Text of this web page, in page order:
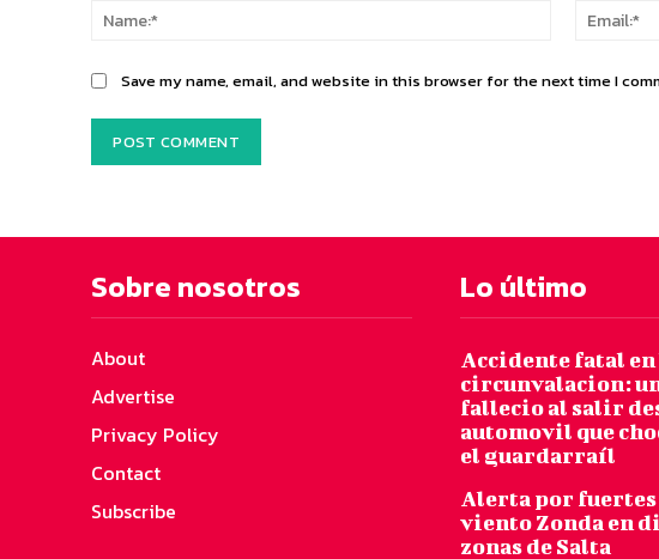
Name:*
Save my name, email, and website in this browser for the next time I
Sobre nosotros
About
Advertise
Privacy Policy
Contact
Subscribe
Lo último
Accidente fatal en
circunvalacion:
fallecio al salir
automovil que
el guardarraíl
Alerta por
viento Zonda en
zonas de Salta